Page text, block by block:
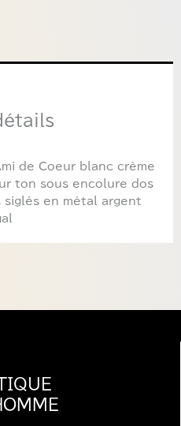
de Coeur blanc crème
ton sous encolure dos
en métal argent